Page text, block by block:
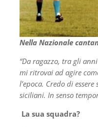
Nella Nazionale
“Da ragazzo, tra gli
mi ritrovai ad agire
l’epoca. Credo di
siciliani. In senso
La sua squadra?